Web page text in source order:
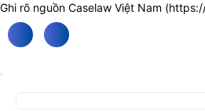
Ghi rõ nguồn Caselaw Việt Nam (